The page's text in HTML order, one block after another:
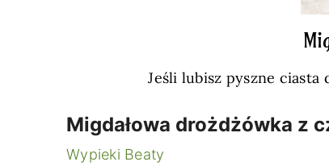
Jeśli lubisz pyszne
Migdałowa drożdżówka z
Wypieki Beaty